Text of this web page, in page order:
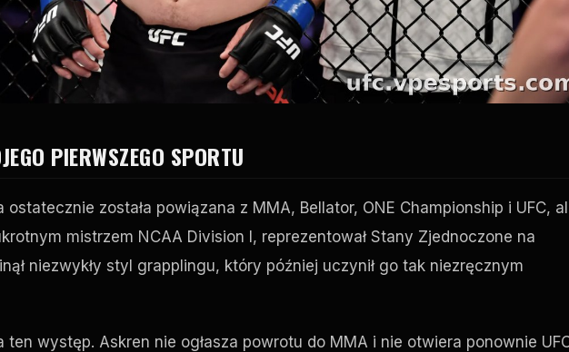
PIERWSZEGO SPORTU
została powiązana z MMA, Bellator, ONE Championship i UFC,
mistrzem NCAA Division I, reprezentował Stany Zjednoczone na
niezwykły styl grapplingu, który później uczynił go tak niezręcznym
występ. Askren nie ogłasza powrotu do MMA i nie otwiera ponownie